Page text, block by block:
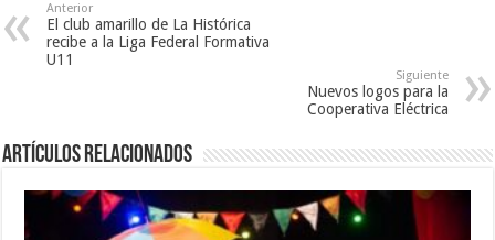
Anterior
El club amarillo de La Histórica
recibe a la Liga Federal Formativa
U11
Siguiente
Nuevos logos para la
Cooperativa Eléctrica
Artículos Relacionados